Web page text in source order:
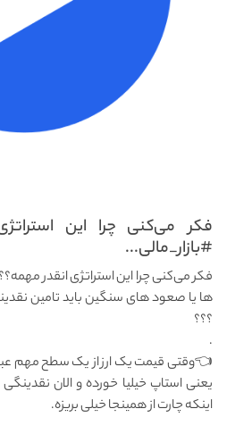
فکر می‌کنی چرا این
#بازار_مالی...
فکر می‌کنی چرا این استراتژی انقدر
ها یا صعود های سنگین باید تامین
؟؟؟
.
👈وقتی قیمت یک ارز از یک سطح مهم
یعنی استاپ خیلیا خورده و الان
اینکه چارت از همینجا خیلی بریزه.